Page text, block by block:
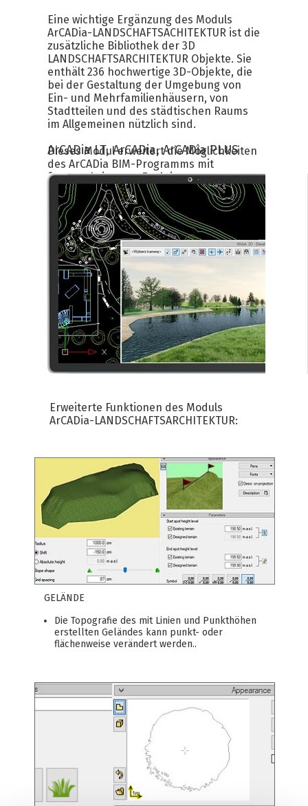
Eine wichtige Ergänzung des Moduls
ArCADia-LANDSCHAFTSACHITEKTUR ist die
zusätzliche Bibliothek der 3D
LANDSCHAFTSARCHITEKTUR Objekte. Sie
enthält 236 hochwertige 3D-Objekte, die
bei der Gestaltung der Umgebung von
Ein- und Mehrfamilienhäusern, von
Stadtteilen und des städtischen Raums
im Allgemeinen nützlich sind.
Dieses Modul erweitert die Möglichkeiten
des ArCADia BIM-Programms mit
fortgeschrittenen Funktionen, was
bedeutet, dass ein Teil der
Gebäudemodellierungsoptionen im
ArCADia BIM-Programm verfügbar sind:
ArCADia LT,ArCADia,ArCADia PLUS
Erweiterte Funktionen des Moduls
ArCADia-LANDSCHAFTSARCHITEKTUR:
GELÄNDE
Die Topografie des mit Linien und Punkthöhen
erstellten Geländes kann punkt- oder
flächenweise verändert werden..